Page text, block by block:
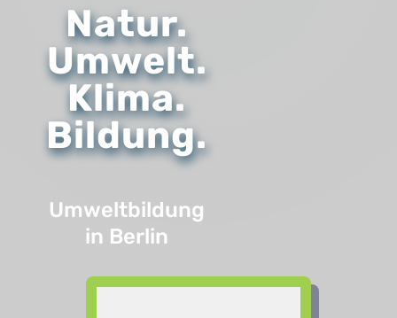
Natur.
Umwelt.
Klima.
Bildung.
Umweltbildung
in Berlin